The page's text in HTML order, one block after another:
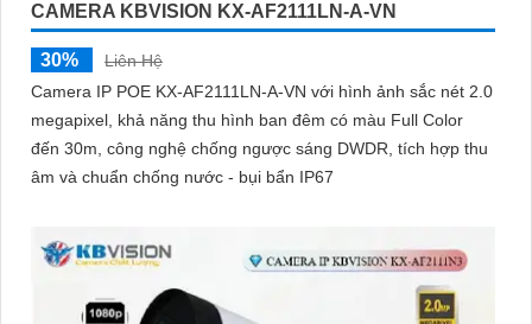
CAMERA KBVISION KX-AF2111LN-A-VN
30%
Liên Hệ
Camera IP POE KX-AF2111LN-A-VN với hình ảnh sắc nét 2.0
megapixel, khả năng thu hình ban đêm có màu Full Color
đến 30m, công nghệ chống ngược sáng DWDR, tích hợp thu
âm và chuẩn chống nước - bụi bẩn IP67